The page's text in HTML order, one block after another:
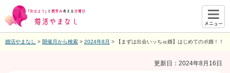
メニ
ュー
婚活やまなし > 開催月から検索 > 2024年8月 > 【まずは出会いッちゅ婚】はじめてのポ婚！！
更新日：2024年8月16日